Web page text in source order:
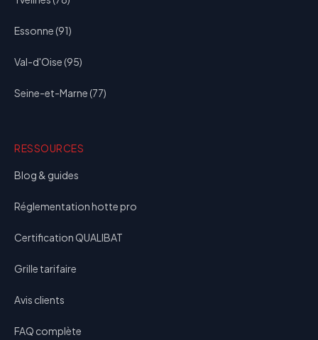
Essonne (91)
Val-d'Oise (95)
Seine-et-Marne (77)
RESSOURCES
Blog & guides
Réglementation hotte pro
Certification QUALIBAT
Grille tarifaire
Avis clients
FAQ complète